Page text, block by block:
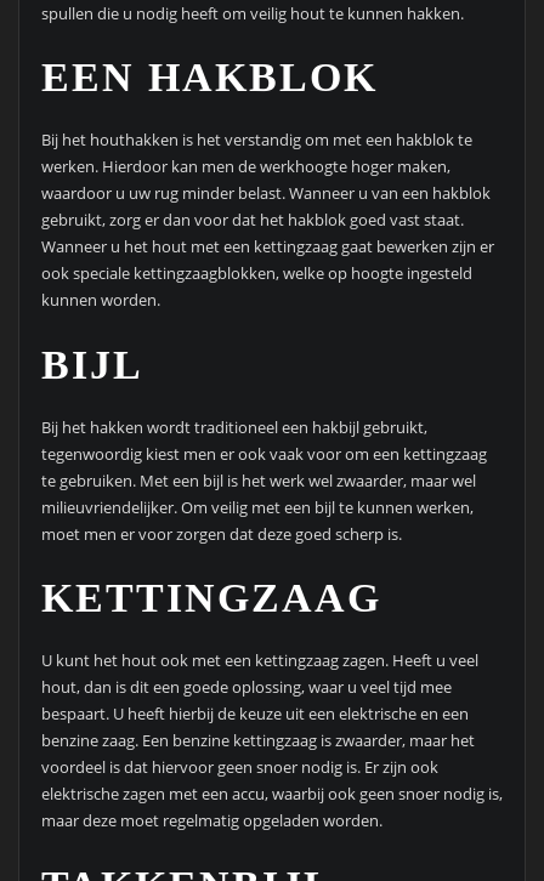
spullen die u nodig heeft om veilig hout te kunnen hakken.
EEN HAKBLOK
Bij het houthakken is het verstandig om met een hakblok te
werken. Hierdoor kan men de werkhoogte hoger maken,
waardoor u uw rug minder belast. Wanneer u van een hakblok
gebruikt, zorg er dan voor dat het hakblok goed vast staat.
Wanneer u het hout met een kettingzaag gaat bewerken zijn er
ook speciale kettingzaagblokken, welke op hoogte ingesteld
kunnen worden.
BIJL
Bij het hakken wordt traditioneel een hakbijl gebruikt,
tegenwoordig kiest men er ook vaak voor om een kettingzaag
te gebruiken. Met een bijl is het werk wel zwaarder, maar wel
milieuvriendelijker. Om veilig met een bijl te kunnen werken,
moet men er voor zorgen dat deze goed scherp is.
KETTINGZAAG
U kunt het hout ook met een kettingzaag zagen. Heeft u veel
hout, dan is dit een goede oplossing, waar u veel tijd mee
bespaart. U heeft hierbij de keuze uit een elektrische en een
benzine zaag. Een benzine kettingzaag is zwaarder, maar het
voordeel is dat hiervoor geen snoer nodig is. Er zijn ook
elektrische zagen met een accu, waarbij ook geen snoer nodig is,
maar deze moet regelmatig opgeladen worden.